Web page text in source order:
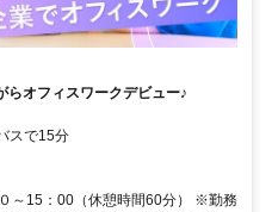
オフィスワークデビュー♪
スで15分
～15：00（休憩時間60分） ※勤務